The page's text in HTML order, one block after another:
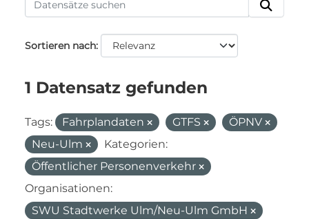
Sortieren nach
1 Datensatz gefunden
Tags: Fahrplandaten GTFS
ÖPNV
Neu-Ulm
Kategorien:
Öffentlicher Personenverkehr
Organisationen:
SWU Stadtwerke Ulm/Neu-Ulm GmbH